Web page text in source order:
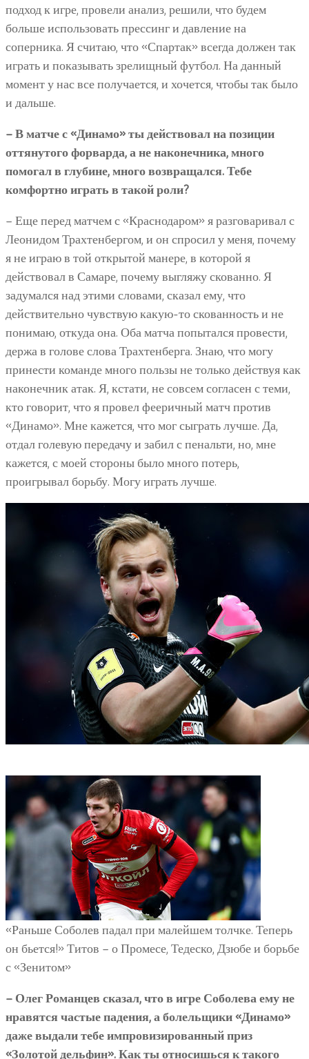
подход к игре, провели анализ, решили, что будем
больше использовать прессинг и давление на
соперника. Я считаю, что «Спартак» всегда должен так
играть и показывать зрелищный футбол. На данный
момент у нас все получается, и хочется, чтобы так было
и дальше.
– В матче с «Динамо» ты действовал на позиции
оттянутого форварда, а не наконечника, много
помогал в глубине, много возвращался. Тебе
комфортно играть в такой роли?
– Еще перед матчем с «Краснодаром» я разговаривал с
Леонидом Трахтенбергом, и он спросил у меня, почему
я не играю в той открытой манере, в которой я
действовал в Самаре, почему выгляжу скованно. Я
задумался над этими словами, сказал ему, что
действительно чувствую какую-то скованность и не
понимаю, откуда она. Оба матча попытался провести,
держа в голове слова Трахтенберга. Знаю, что могу
принести команде много пользы не только действуя как
наконечник атак. Я, кстати, не совсем согласен с теми,
кто говорит, что я провел фееричный матч против
«Динамо». Мне кажется, что мог сыграть лучше. Да,
отдал голевую передачу и забил с пенальти, но, мне
кажется, с моей стороны было много потерь,
проигрывал борьбу. Могу играть лучше.
«Раньше Соболев падал при малейшем толчке. Теперь
он бьется!» Титов – о Промесе, Тедеско, Дзюбе и борьбе
с «Зенитом»
– Олег Романцев сказал, что в игре Соболева ему не
нравятся частые падения, а болельщики «Динамо»
даже выдали тебе импровизированный приз
«Золотой дельфин». Как ты относишься к такого